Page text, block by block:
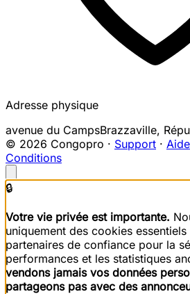
Adresse physique
avenue du CampsBrazzaville,
© 2026 Congopro · Support · Aide
Conditions
🔒
Votre vie privée est importante.
uniquement des cookies essentiels
partenaires de confiance pour la
performances et les statistiques
vendons jamais vos données
partageons pas avec des